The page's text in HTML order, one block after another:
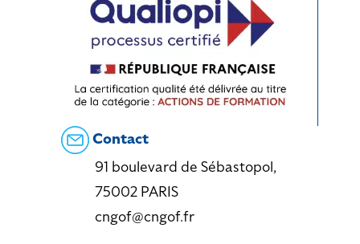
Contact
91 boulevard de Sébastopol,
75002 PARIS
cngof@cngof.fr